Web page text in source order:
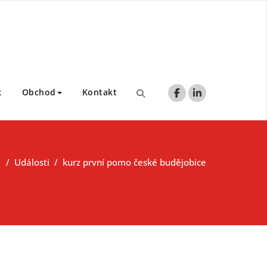
Obchod Kontakt
/ Události / kurz první pomo české budějobice